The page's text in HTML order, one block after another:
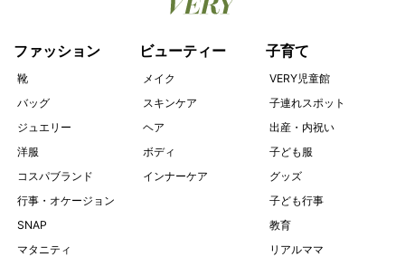
ファッション
靴
バッグ
ジュエリー
洋服
コスパブランド
行事・オケージョン
SNAP
マタニティ
ビューティー
メイク
スキンケア
ヘア
ボディ
インナーケア
子育て
VERY児童館
子連れスポット
出産・内祝い
子ども服
グッズ
子ども行事
教育
リアルママ